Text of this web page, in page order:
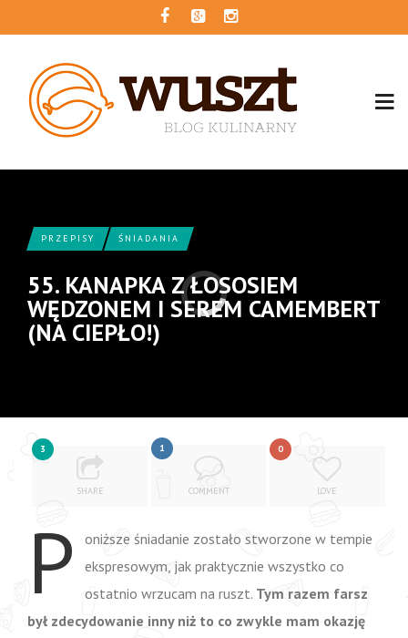
PRZEPISY ŚNIADANIA
55. KANAPKA Z ŁOSOSIEM
WĘDZONEM I SEREM CAMEMBERT
(NA CIEPŁO!)
3
SHARE
1
COMMENT
0
LOVE
P
oniższe śniadanie zostało stworzone w tempie
ekspresowym, jak praktycznie wszystko co
ostatnio wrzucam na ruszt. Tym razem farsz
był zdecydowanie inny niż to co zwykle mam okazję